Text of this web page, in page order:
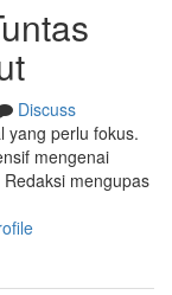
Discuss
yang perlu fokus.
mengenai
mengupas